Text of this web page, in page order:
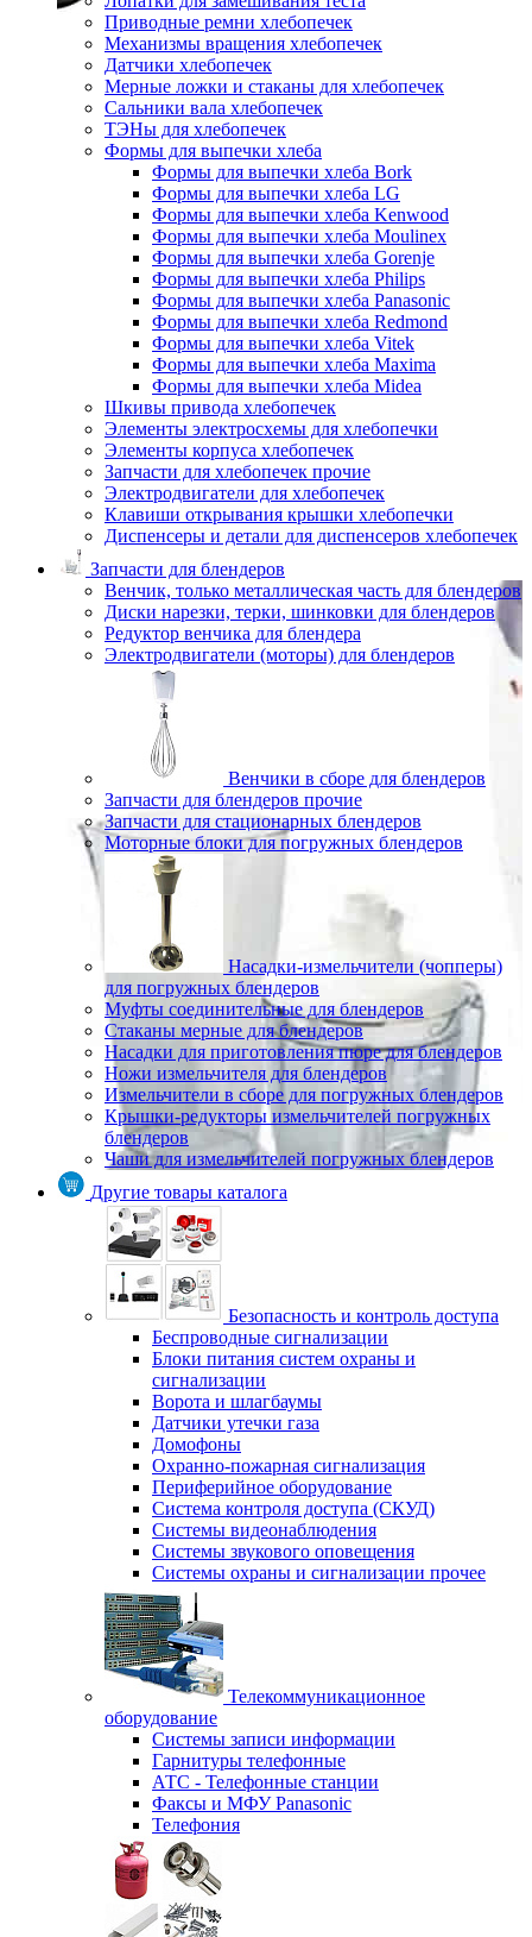
Приводные ремни хлебопечек
Механизмы вращения хлебопечек
Датчики хлебопечек
Мерные ложки и стаканы для хлебопечек
Сальники вала хлебопечек
ТЭНы для хлебопечек
Формы для выпечки хлеба
Формы для выпечки хлеба Bork
Формы для выпечки хлеба LG
Формы для выпечки хлеба Kenwood
Формы для выпечки хлеба Moulinex
Формы для выпечки хлеба Gorenje
Формы для выпечки хлеба Philips
Формы для выпечки хлеба Panasonic
Формы для выпечки хлеба Redmond
Формы для выпечки хлеба Vitek
Формы для выпечки хлеба Maxima
Формы для выпечки хлеба Midea
Шкивы привода хлебопечек
Элементы электросхемы для хлебопечки
Элементы корпуса хлебопечек
Запчасти для хлебопечек прочие
Электродвигатели для хлебопечек
Клавиши открывания крышки хлебопечки
Диспенсеры и детали для диспенсеров хлебопечек
Запчасти для блендеров
Венчик, только металлическая часть для блендеров
Диски нарезки, терки, шинковки для блендеров
Редуктор венчика для блендера
Электродвигатели (моторы) для блендеров
Венчики в сборе для блендеров
Запчасти для блендеров прочие
Запчасти для стационарных блендеров
Моторные блоки для погружных блендеров
Насадки-измельчители (чопперы)
для погружных блендеров
Муфты соединительные для блендеров
Стаканы мерные для блендеров
Насадки для приготовления пюре для блендеров
Ножи измельчителя для блендеров
Измельчители в сборе для погружных блендеров
Крышки-редукторы измельчителей погружных
блендеров
Чаши для измельчителей погружных блендеров
Другие товары каталога
Безопасность и контроль доступа
Беспроводные сигнализации
Блоки питания систем охраны и
сигнализации
Ворота и шлагбаумы
Датчики утечки газа
Домофоны
Охранно-пожарная сигнализация
Периферийное оборудование
Система контроля доступа (СКУД)
Системы видеонаблюдения
Системы звукового оповещения
Системы охраны и сигнализации прочее
Телекоммуникационное
оборудование
Системы записи информации
Гарнитуры телефонные
АТС - Телефонные станции
Факсы и МФУ Panasonic
Телефония